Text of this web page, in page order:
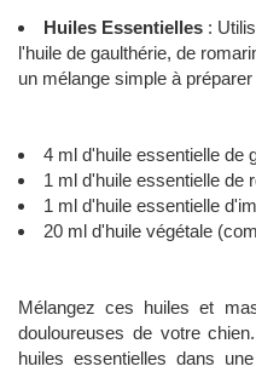
Huiles Essentielles :
l'huile de gaulthérie, de
un mélange simple à préparer
4 ml d'huile essentielle de
1 ml d'huile essentielle de
1 ml d'huile essentielle
20 ml d'huile végétale
Mélangez ces huiles et
douloureuses de votre
huiles essentielles dans